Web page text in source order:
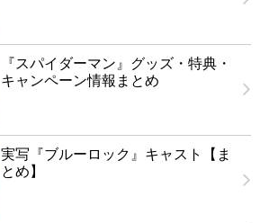
『スパイダーマン』グッズ・特典・
キャンペーン情報まとめ
実写『ブルーロック』キャスト【ま
とめ】